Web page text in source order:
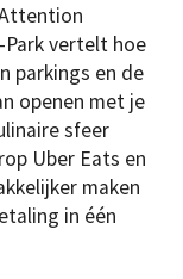
Park vertelt hoe
parkings en de
openen met je
sfeer
Uber Eats en
maken
in één